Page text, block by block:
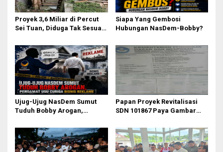
Proyek 3,6 Miliar di Percut
Sei Tuan, Diduga Tak Sesuai
Nama Pengawas Tidak
Tercantum di Papan
Informasi
Siapa Yang Gembosi
Hubungan NasDem-Bobby?
Ujug-Ujug NasDem Sumut
Tuduh Bobby Arogan,
Reklame
Papan Proyek Revitalisasi
SDN 101867 Paya Gambar
Juknis Kemendikdasmen,
Unsur Konsultan dan Komite
Tidak Ada